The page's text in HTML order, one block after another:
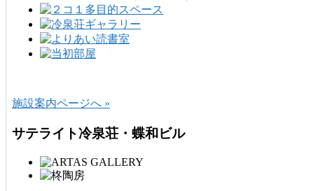
施設案内ページへ »
サテライト冷泉荘・蝶和ビル